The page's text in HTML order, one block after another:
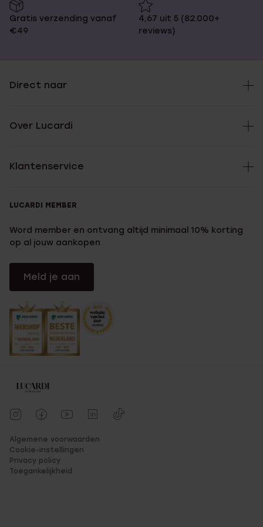
Gratis verzending vanaf
€49
4,67 uit 5 (82.000+
reviews)
Direct naar
Over Lucardi
Klantenservice
LUCARDI MEMBER
Word member en ontvang altijd minimaal 10% korting
op al jouw aankopen
Meld je aan
Algemene voorwaarden
Cookie-instellingen
Privacy policy
Toegankelijkheid